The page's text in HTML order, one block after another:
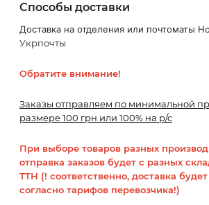
Способы доставки
Доставка на отделения или почтоматы
Укрпочты
Обратите внимание!
Заказы отправляем по минимальной
размере 100 грн или 100% на р/с
При выборе товаров разных
отправка заказов будет с разных
ТТН (! соответственно, доставка
согласно тарифов перевозчика!)